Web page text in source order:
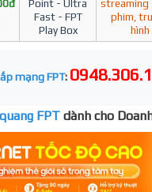
Point - Ultra
Fast - FPT
Play Box
streaming
phim,
hình
mạng FPT:
FPT dành cho